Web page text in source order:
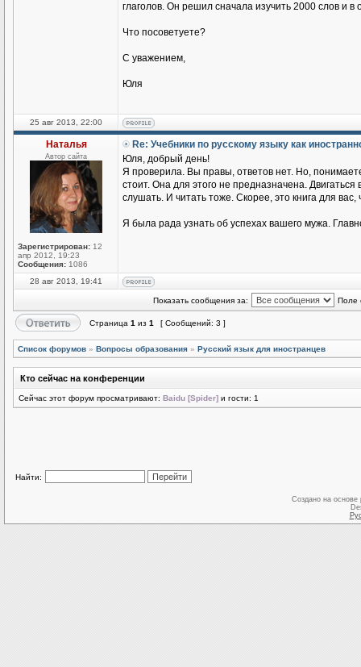
глаголов. Он решил сначала изучить 2000 слов и
Что посоветуете?
С уважением,
Юля
25 авг 2013, 22:00
Наталья
Автор сайта
Зарегистрирован: 12
апр 2012, 19:23
Сообщения: 1086
Re: Учебники по русскому языку как
Юля, добрый день!
Я проверила. Вы правы, ответов нет. Но,
стоит. Она для этого не предназначена.
слушать. И читать тоже. Скорее, это книга для
Я была рада узнать об успехах вашего мужа.
28 авг 2013, 19:41
Показать сообщения за: Поле
Страница 1 из 1 [ Сообщений: 3 ]
Список форумов » Вопросы образования » Русский язык для иностранцев
Кто сейчас на конференции
Сейчас этот форум просматривают: Baidu [Spider] и гости: 1
Найти:
Создано на основе